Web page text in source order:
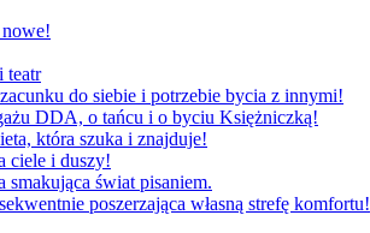
do siebie i potrzebie bycia z innymi!
DDA, o tańcu i o byciu Księżniczką!
która szuka i znajduje!
i duszy!
świat pisaniem.
poszerzająca własną strefę komfortu!